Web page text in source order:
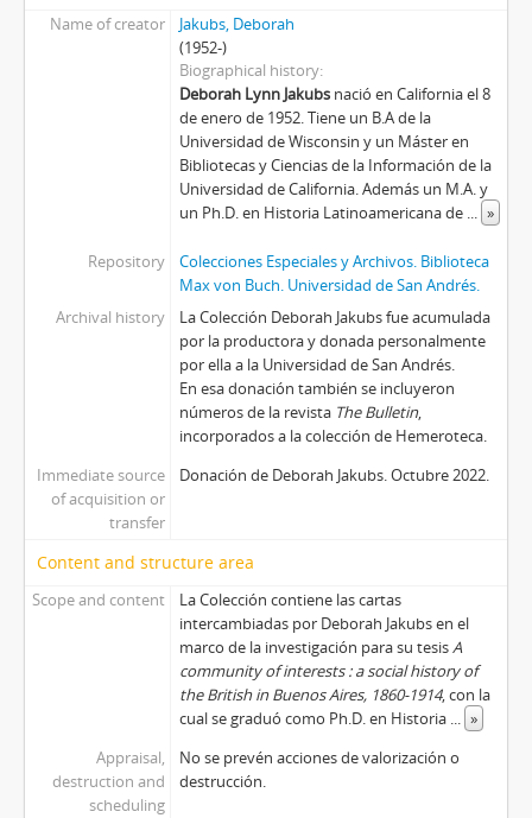
Name of creator
Jakubs, Deborah
(1952-)
Biographical history
Deborah Lynn Jakubsnació en California el 8
de enero de 1952. Tiene un B.A de la
Universidad de Wisconsin y un Máster en
Bibliotecas y Ciencias de la Información de la
Universidad de California. Además un M.A. y
un Ph.D. en Historia Latinoamericana de ... »
Repository
Colecciones Especiales y Archivos. Biblioteca
Max von Buch. Universidad de San Andrés.
Archival history
La Colección Deborah Jakubs fue acumulada
por la productora y donada personalmente
por ella a la Universidad de San Andrés.
En esa donación también se incluyeron
números de la revista The Bulletin,
incorporados a la colección de Hemeroteca.
Immediate source
of acquisition or
transfer
Donación de Deborah Jakubs. Octubre 2022.
Content and structure area
Scope and content
La Colección contiene las cartas
intercambiadas por Deborah Jakubs en el
marco de la investigación para su tesisA
community of interests : a social history of
the British in Buenos Aires, 1860-1914, con la
cual se graduó como Ph.D. en Historia ... »
Appraisal,
destruction and
scheduling
No se prevén acciones de valorización o
destrucción.